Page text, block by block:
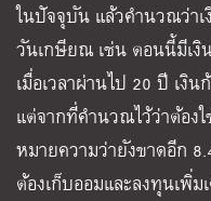
ในปัจจุบัน แล้วคำนวณว่าเ
วันเกษียณ เช่น ตอนนี้มีเ
เมื่อเวลาผ่านไป 20 ปี เงิ
แต่จากที่คำนวณไว้ว่าต้อง
หมายความว่ายังขาดอีก
ต้องเก็บออมและลงทุนเพิ่ม